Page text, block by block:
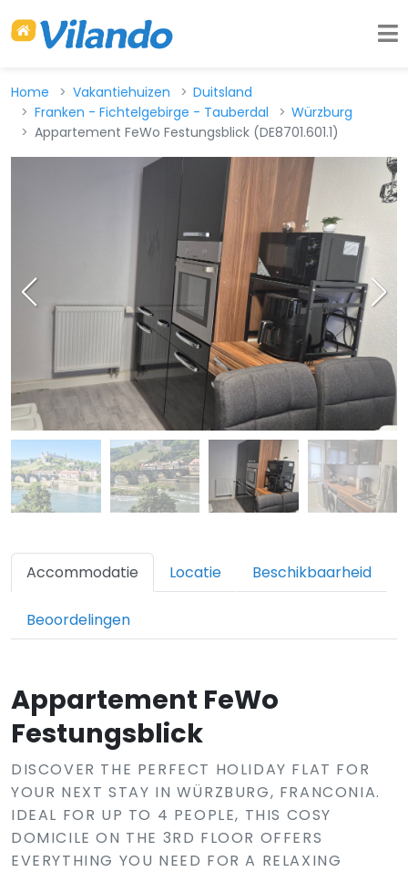
Home Vakantiehuizen
Duitsland
Franken - Fichtelgebirge - Tauberdal
Würzburg
Appartement FeWo Festungsblick (DE8701.601.1)
Accommodatie Locatie Beschikbaarheid
Beoordelingen
Appartement FeWo
Festungsblick
DISCOVER THE PERFECT HOLIDAY FLAT FOR
YOUR NEXT STAY IN WÜRZBURG, FRANCONIA.
IDEAL FOR UP TO 4 PEOPLE, THIS COSY
DOMICILE ON THE 3RD FLOOR OFFERS
EVERYTHING YOU NEED FOR A RELAXING